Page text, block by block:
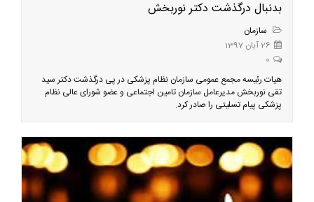
بدنبال درگذشت دکتر نوربخش
سازمان
26 آبان 1397
0
هیات رئیسه مجمع عمومی سازمان نظام پزشکی در پی درگذشت دکتر سید
تقی نوربخش مدیرعامل سازمان تامین اجتماعی و عضو شورای عالی نظام
پزشکی پیام تسلیتی را صادر کرد.